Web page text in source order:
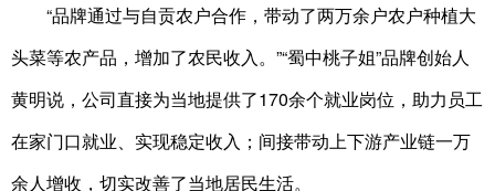
“品牌通过与自贡农户合作，带动了两万余户农户种植大
头菜等农产品，增加了农民收入。”“蜀中桃子姐”品牌创始人
黄明说，公司直接为当地提供了170余个就业岗位，助力员工
在家门口就业、实现稳定收入；间接带动上下游产业链一万
余人增收，切实改善了当地居民生活。